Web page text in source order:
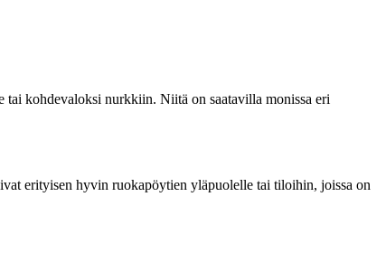
kohdevaloksi nurkkiin. Niitä on saatavilla monissa eri
erityisen hyvin ruokapöytien yläpuolelle tai tiloihin, joissa on